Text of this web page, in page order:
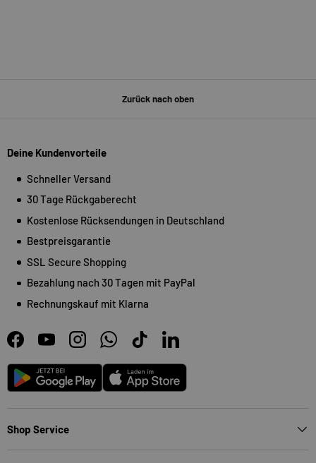
Zurück nach oben
Deine Kundenvorteile
Schneller Versand
30 Tage Rückgaberecht
Kostenlose Rücksendungen in Deutschland
Bestpreisgarantie
SSL Secure Shopping
Bezahlung nach 30 Tagen mit PayPal
Rechnungskauf mit Klarna
FacebookYouTubeInstagramWhatsAppTikTokLinkedIn
Android App Store
Shop Service